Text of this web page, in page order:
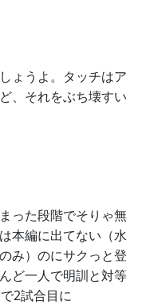
ょうよ。タッチはア
、それをぶち壊すい
った段階でそりゃ無
本編に出てない（水
み）のにサクっと登
ど一人で明訓と対等
2試合目に